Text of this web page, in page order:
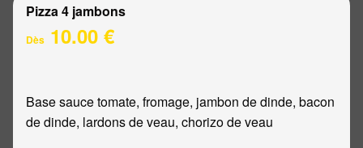
Pizza 4 jambons
Dès 10.00 €
Base sauce tomate, fromage, jambon de dinde, bacon
de dinde, lardons de veau, chorizo de veau